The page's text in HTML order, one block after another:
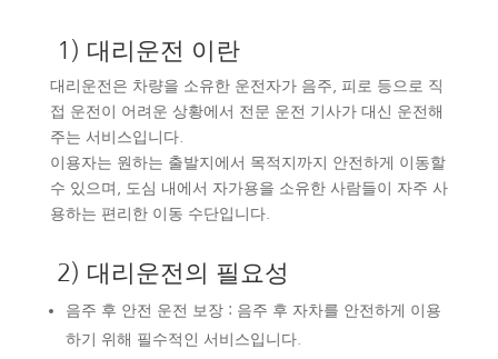
1) 대리운전 이란
대리운전은 차량을 소유한 운전자가 음주, 피로 등으로 직
접 운전이 어려운 상황에서 전문 운전 기사가 대신 운전해
주는 서비스입니다.
이용자는 원하는 출발지에서 목적지까지 안전하게 이동할
수 있으며, 도심 내에서 자가용을 소유한 사람들이 자주 사
용하는 편리한 이동 수단입니다.
2) 대리운전의 필요성
음주 후 안전 운전 보장 : 음주 후 자차를 안전하게 이용
하기 위해 필수적인 서비스입니다.